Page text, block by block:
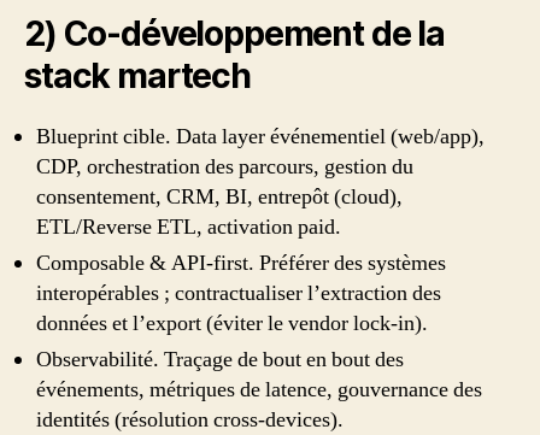
2) Co‑développement de la
stack martech
Blueprint cible. Data layer événementiel (web/app),
CDP, orchestration des parcours, gestion du
consentement, CRM, BI, entrepôt (cloud),
ETL/Reverse ETL, activation paid.
Composable & API‑first. Préférer des systèmes
interopérables ; contractualiser l’extraction des
données et l’export (éviter le vendor lock‑in).
Observabilité. Traçage de bout en bout des
événements, métriques de latence, gouvernance des
identités (résolution cross‑devices).